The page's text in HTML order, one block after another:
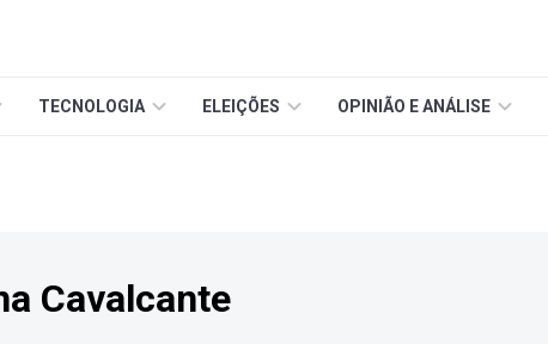
TECNOLOGIA ELEIÇÕES OPINIÃO E ANÁLISE
Cavalcante